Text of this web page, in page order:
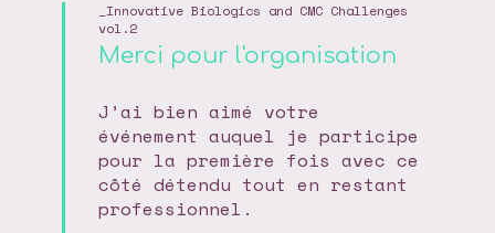
Innovative Biologics and CMC Challenges
vol.2
Merci pour l'organisation
J’ai bien aimé votre
événement auquel je participe
pour la première fois avec ce
côté détendu tout en restant
professionnel.